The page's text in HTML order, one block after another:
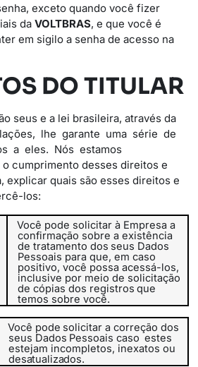
exceto quando você fizer
da VOLTBRAS, e que você é
em sigilo a senha de acesso na
DO TITULAR
seus e a lei brasileira, através da
lhe garante uma série de
a eles. Nós estamos
cumprimento desses direitos e
explicar quais são esses direitos e
los:
Você pode solicitar à Empresa a
confirmação sobre a existência
de tratamento dos seus Dados
Pessoais para que, em caso
positivo, você possa acessá-los,
inclusive por meio de solicitação
de cópias dos registros que
temos sobre você.
Você pode solicitar a correção dos
seus Dados Pessoais caso estes
estejam incompletos, inexatos ou
desatualizados.